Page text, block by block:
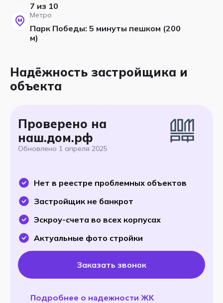
7 из 10
Метро
Парк Победы: 5 минуты пешком (200
м)
Надёжность застройщика и
объекта
Проверено на
наш.дом.рф
Обновлено 1 апреля 2025
Нет в реестре проблемных объектов
Застройщик не банкрот
Эскроу-счета во всех корпусах
Актуальные фото стройки
Заказать звонок
Подробнее о надежности ЖК